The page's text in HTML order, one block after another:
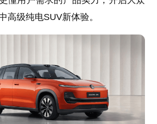
高级纯电SUV新体验。